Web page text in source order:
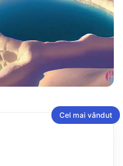
Cel mai vândut